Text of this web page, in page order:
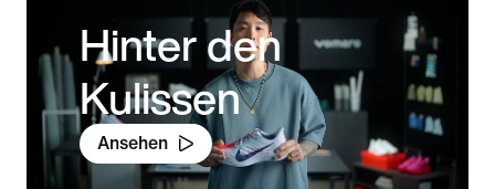
Hinter den
Kulissen
Ansehen